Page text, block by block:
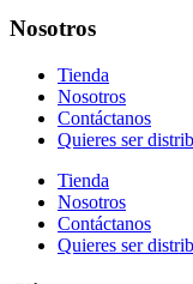
Nosotros
Tienda
Nosotros
Contáctanos
Quieres ser
Tienda
Nosotros
Contáctanos
Quieres ser